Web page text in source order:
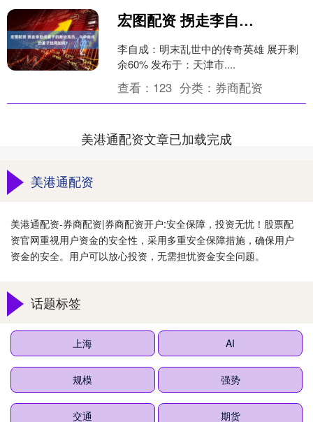
宏图配资 拐走李自成妻子的叛徒高杰，与李自成的妻子结局如何？
李自成：明末乱世中的传奇英雄 展开剩
余60% 发布于：天津市....
查看： 123 分类： 券商配资
美港通配资文章已加载完成
美港通配资
美港通配资-券商配资|券商配资开户:安全保障，投资无忧！股票配
资官网重视用户资金的安全性，采用多重安全保障措施，确保用户
资金的安全。用户可以放心投资，无需担忧资金安全问题。
话题标签
上海 AI
规模 强势
交通 期货